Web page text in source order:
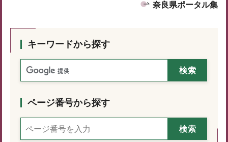
奈良県ポータル集
キーワードから探す
ページ番号から探す